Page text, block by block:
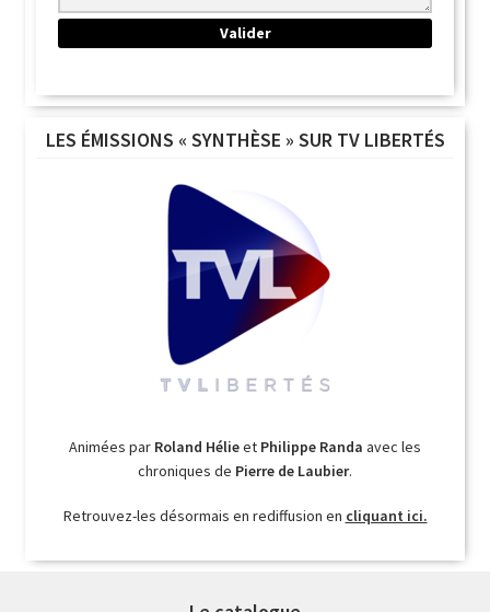
LES ÉMISSIONS « SYNTHÈSE » SUR TV LIBERTÉS
Animées par Roland Hélieet Philippe Randa avec les
chroniques de Pierre de Laubier.
Retrouvez-les désormais en rediffusion en cliquant ici.